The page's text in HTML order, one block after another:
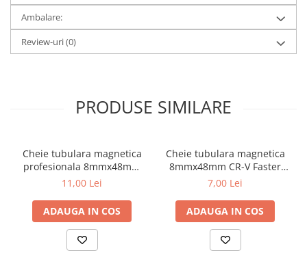
Discuri smirghel cu velcro
Taiere umeda si uscata
Distantieri nivelare si fixare
Echipamente pentru protectie
Articole curatenie
Centuri scule si hamuri
Folie pentru protectie mobila
Manusi pentru protectie
Saci pentru menaj
Ambalare:
Review-uri(0)
PRODUSE SIMILARE
Cheie tubulara magnetica
profesionala 8mmx48mm
CR-V Draumet
11,00 Lei
ADAUGA IN COS
Cheie tubulara magnetica
8mmx48mm CR-V Faster
Tools
7,00 Lei
ADAUGA IN COS